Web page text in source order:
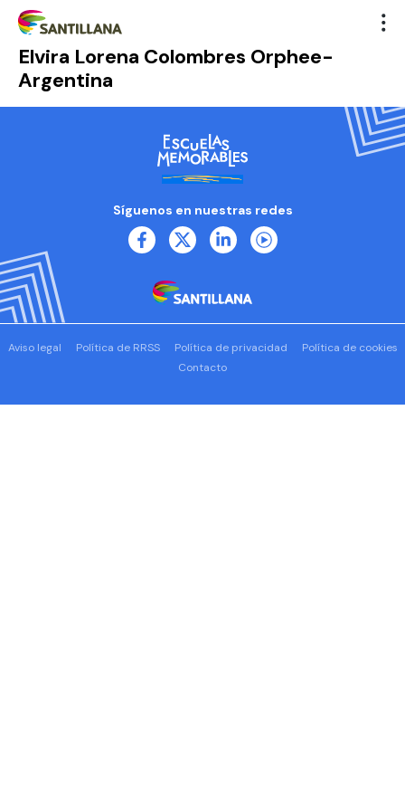
Elvira Lorena Colombres Orphee-
Argentina
Síguenos en nuestras redes
Aviso legal Política de RRSS Política de privacidad
Política de cookies
Contacto